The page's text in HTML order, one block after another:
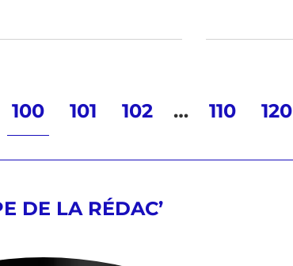
100 101 102 … 110 120
DE LA RÉDAC’